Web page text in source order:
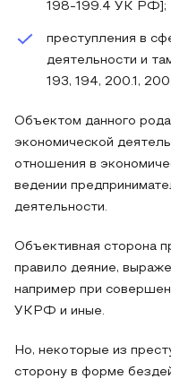
198-199.4 УК РФ];
преступления в
деятельности и
193, 194, 200.1,
Объектом данного
экономической
отношения в
ведении
деятельности.
Объективная сторона
правило деяние,
например при
УКРФ и иные.
Но, некоторые из
сторону в форме